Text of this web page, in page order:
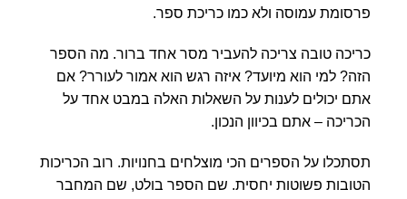
פרסומת עמוסה ולא כמו כריכת ספר.
כריכה טובה צריכה להעביר מסר אחד ברור. מה הספר
הזה? למי הוא מיועד? איזה רגש הוא אמור לעורר? אם
אתם יכולים לענות על השאלות האלה במבט אחד על
הכריכה – אתם בכיוון הנכון.
תסתכלו על הספרים הכי מוצלחים בחנויות. רוב הכריכות
הטובות פשוטות יחסית. שם הספר בולט, שם המחבר